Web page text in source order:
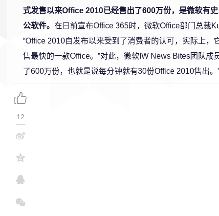
式发售以来Office 2010已经售出了600万份，是微软有
公软件。 在日前宣布Office 365时，微软Office部门总裁
“Office 2010自发布以来受到了消费者的认可，实际上，
售最快的一款Office。”对此，微软IW News Bites团队成
了600万份，也就是说每分钟就有30份Office 2010售出。
12